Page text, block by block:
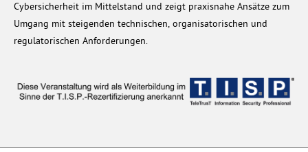
Cybersicherheit im Mittelstand und zeigt praxisnahe Ansätze zum
Umgang mit steigenden technischen, organisatorischen und
regulatorischen Anforderungen.